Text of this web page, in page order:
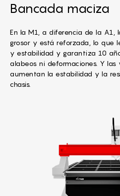
Bancada maciza
En la M1, a diferencia de la
grosor y está reforzada, lo que
y estabilidad y garantiza 10
alabeos ni deformaciones. Y las
aumentan la estabilidad y la
chasis.